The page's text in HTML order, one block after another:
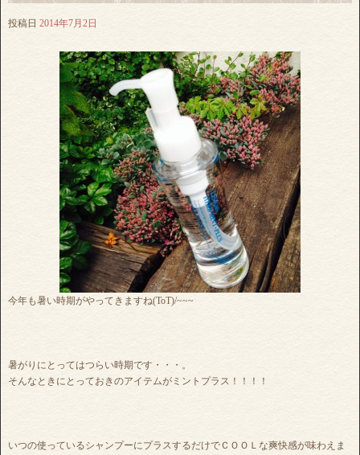
投稿日 2014年7月2日
今年も暑い時期がやってきますね(ToT)/~~~
暑がりにとってはつらい時期です・・・。
そんなときにとっておきのアイテムがミントプラス！！！！
いつの使っているシャンプーにプラスするだけでＣＯＯＬな爽快感が味わえま